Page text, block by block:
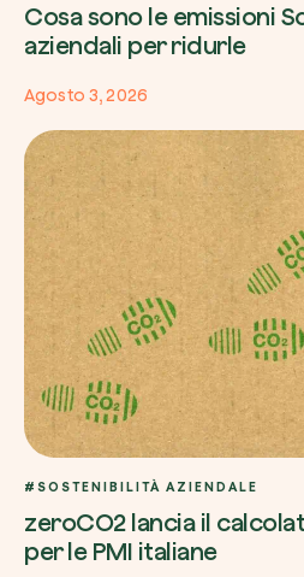
Cosa sono le emissioni
aziendali per ridurle
Agosto 3, 2026
#SOSTENIBILITÀ AZIENDALE
zeroCO2 lancia il
per le PMI italiane